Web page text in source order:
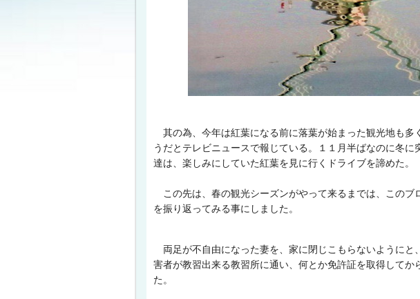
其の為、今年は紅葉になる前に落葉が始まった観光地も多
うだとテレビニュースで報じている。１１月半ばなのに冬に
達は、楽しみにしていた紅葉を見に行くドライブを諦めた。
この先は、春の観光シーズンがやって来るまでは、このブ
を振り返ってみる事にしました。
両足が不自由になった妻を、家に閉じこもらないようにと
害者が教習出来る教習所に通い、何とか免許証を取得してか
た。